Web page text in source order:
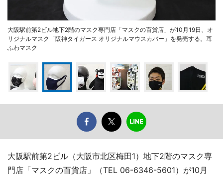
大阪駅前第2ビル地下2階のマスク専門店「マスクの百貨店」が10月19日、オ
リジナルマスク「阪神タイガース オリジナルマウスカバー」を発売する。耳
ふわマスク
大阪駅前第2ビル（大阪市北区梅田1）地下2階のマスク専
門店「マスクの百貨店」（TEL 06-6346-5601）が10月